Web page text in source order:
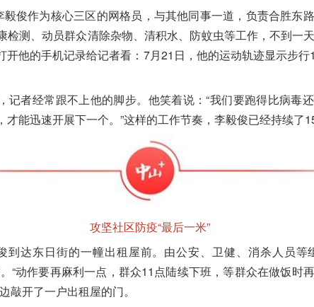
毅俊作为核心三区的网格员，与其他同事一道，负责合胜东
检测、动员群众清除杂物、清积水、防蚊虫等工作，不到一
开他的手机记录给记者看：7月21日，他的运动轨迹显示步行
记者经常跟不上他的脚步。他笑着说：“我们要跑得比病毒
能迅速开展下一个。”这样的工作节奏， 李毅俊已经持续了
攻坚社区防疫“最后一米”
到达东日街的一幢出租屋前。由公安、卫健、消杀人员等
“动作要再麻利一点，群众11点陆续下班，等群众在做饭时
敲开了一户出租屋的门。